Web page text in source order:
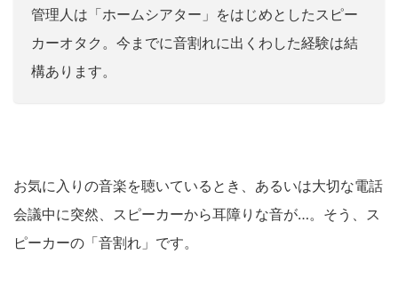
管理人は「ホームシアター」をはじめとしたスピー
カーオタク。今までに音割れに出くわした経験は結
構あります。
お気に入りの音楽を聴いているとき、あるいは大切な電話
会議中に突然、スピーカーから耳障りな音が…。そう、ス
ピーカーの「音割れ」です。